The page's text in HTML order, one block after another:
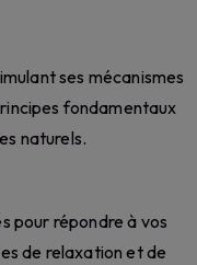
ses mécanismes
fondamentaux
naturels.
pour répondre à vos
de relaxation et de